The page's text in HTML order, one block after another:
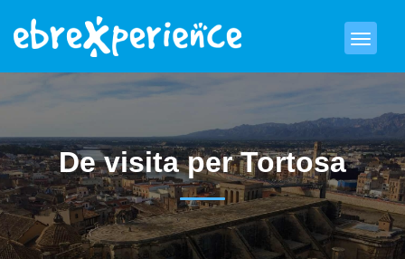
De visita per Tortosa